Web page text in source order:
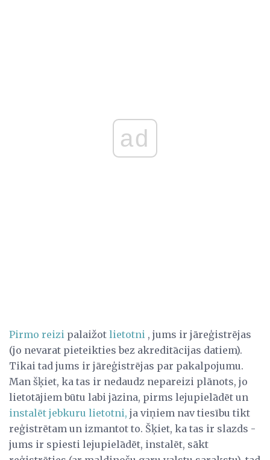
ad
Pirmo reizi palaižot lietotni , jums ir jāreģistrējas
(jo nevarat pieteikties bez akreditācijas datiem).
Tikai tad jums ir jāreģistrējas par pakalpojumu.
Man šķiet, ka tas ir nedaudz nepareizi plānots, jo
lietotājiem būtu labi jāzina, pirms lejupielādēt un
instalēt jebkuru lietotni, ja viņiem nav tiesību tikt
reģistrētam un izmantot to. Šķiet, ka tas ir slazds -
jums ir spiesti lejupielādēt, instalēt, sākt